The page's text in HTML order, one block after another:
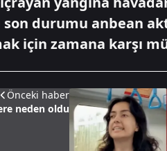
son durumu anbean
için zamana karşı
Önceki haber
neden oldu